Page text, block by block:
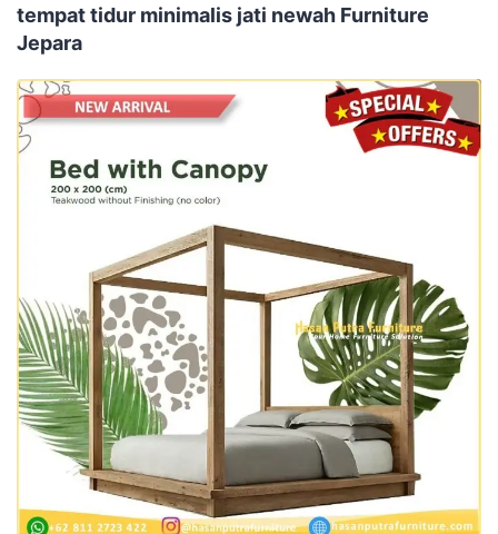
tempat tidur minimalis jati newah Furniture
Jepara